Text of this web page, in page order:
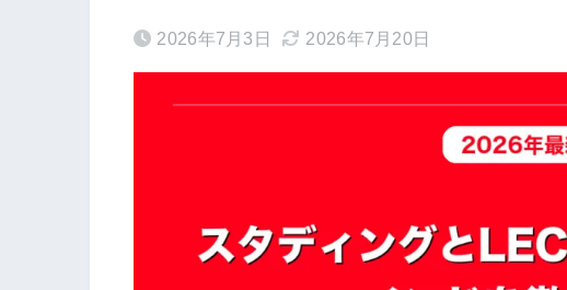
2026年7月3日 2026年7月20日